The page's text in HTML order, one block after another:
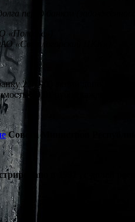
перед банком
«Полесье»)
«Светлогорский ЦКК»)
228 000 акций
0,01 рубля каждая).
Совета Министров
в 1991 , с долей